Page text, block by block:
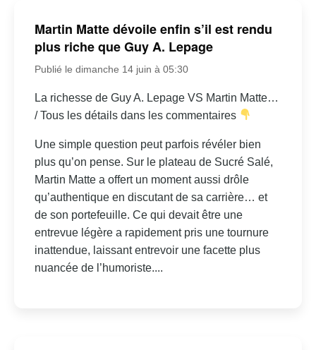
Martin Matte dévoile enfin s’il est rendu
plus riche que Guy A. Lepage
Publié le dimanche 14 juin à 05:30
La richesse de Guy A. Lepage VS Martin Matte…
/ Tous les détails dans les commentaires
Une simple question peut parfois révéler bien
plus qu’on pense. Sur le plateau de Sucré Salé,
Martin Matte a offert un moment aussi drôle
qu’authentique en discutant de sa carrière… et
de son portefeuille. Ce qui devait être une
entrevue légère a rapidement pris une tournure
inattendue, laissant entrevoir une facette plus
nuancée de l’humoriste....